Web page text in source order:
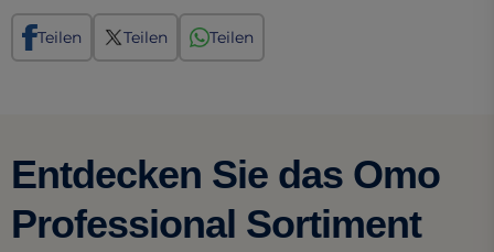
Teilen Teilen Teilen
Entdecken Sie das Omo
Professional Sortiment